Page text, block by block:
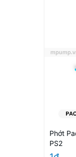
Phớt
PS2